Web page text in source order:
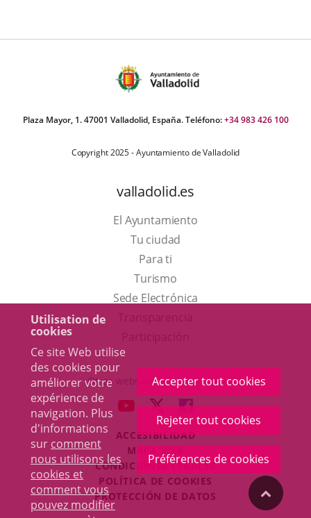
Utilisation de
cookies
Ce site Web utilise
des cookies pour
améliorer votre
expérience de
navigation. Plus
d'informations
sur comment
nous utilisons les
cookies et
comment vous
pouvez modifier
Accepter tout cookies
Rejeter tout cookies
Préférences de cookies
Plaza Mayor, 1. 47001 Valladolid, España. Teléfono:+34 983 426 100
Copyright 2025 - Ayuntamiento de Valladolid
valladolid.es
El Ayuntamiento
Tu ciudad
Para ti
TurismoEste
enlace
una
ventana
nueva.
Sede Electrónica
externa.
Otras webs del ayuntamiento
ENLACE
UNA
APLICACIÓN
EXTERNA.
ENLACE
A
UNA
APLICACIÓN
EXTERNA.
ENLACE
A
UNA
APLICACIÓN
EXTERNA.
ACCESIBILIDAD
MAPA WEB
CONDICIONES LEGALES
POLÍTICA DE COOKIES
PROTECCIÓN DE DATOS
"Volver